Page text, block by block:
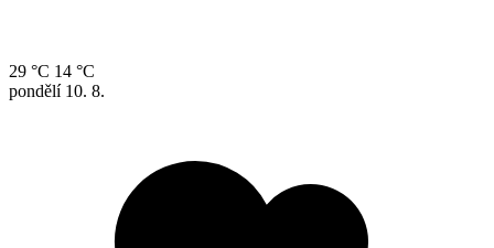
29 °C 14 °C
pondělí 10. 8.